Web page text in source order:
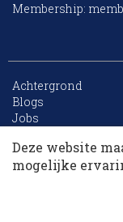
Membership:
Achtergrond
Blogs
Jobs
Archief
Deze website
mogelijke
10
Korting op